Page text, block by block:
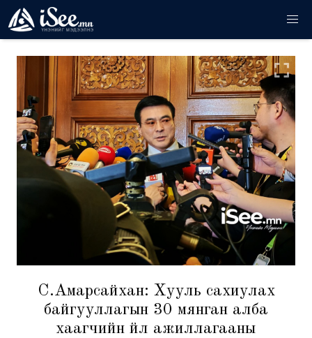
С.Амарсайхан: Хууль сахиулах
байгууллагын 30 мянган алба
хаагчийн үйл ажиллагааны